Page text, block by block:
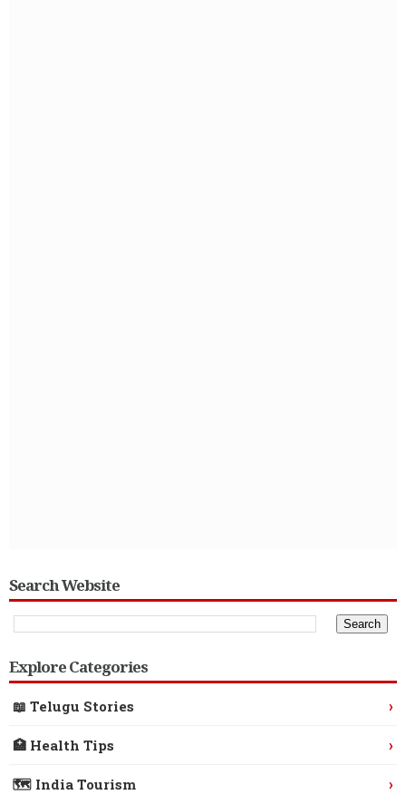
Search Website
Explore Categories
📖 Telugu Stories ›
🏥 Health Tips ›
🗺️ India Tourism ›